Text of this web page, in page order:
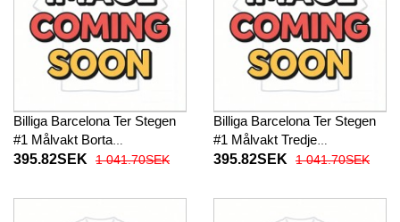
Billiga Barcelona Ter Stegen
#1 Målvakt Borta
fotbollskläder 2025-26
395.82SEK 1 041.70SEK
Billiga Barcelona Ter Stegen
#1 Målvakt Tredje
fotbollskläder 2025-26
395.82SEK 1 041.70SEK